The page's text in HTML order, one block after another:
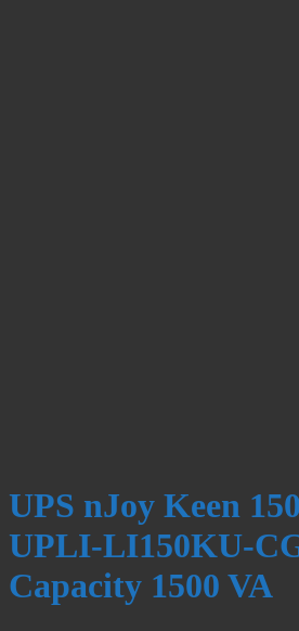
UPS nJoy Keen
UPLI-LI150KU-
Capacity 1500 VA